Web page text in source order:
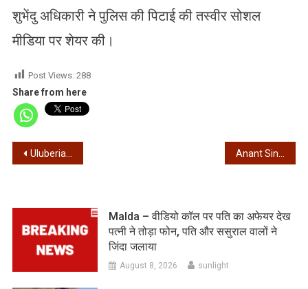
शुभेंदु अधिकारी ने पुलिस की पिटाई की तस्वीर सोशल
मीडिया पर शेयर की।
Post Views: 288
Share from here
Post
Uluberia Accident – उलबेड़िया में सड़क हादसा, महिला की मौत Anant Singh – दुलारचंद हत्याकांड मामले में अनंत सिंह गिरफ्तार
Malda – वीडियो कॉल पर पति का अफेयर देख
पत्नी ने तोड़ा फोन, पति और ससुराल वालों ने
जिंदा जलाया
August 8, 2026 sunlight